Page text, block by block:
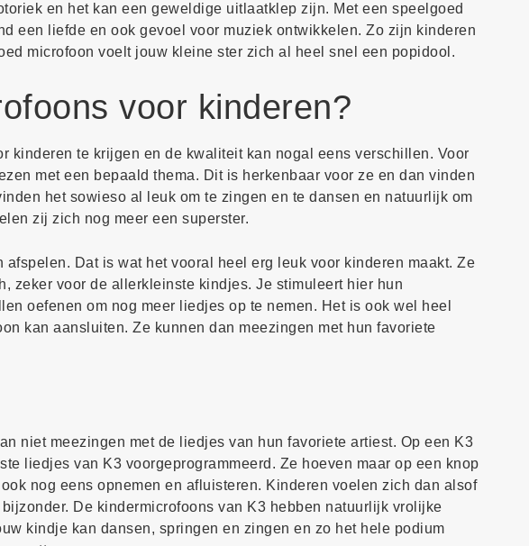
en het kan een geweldige uitlaatklep zijn. Met een speelgoed
een liefde en ook gevoel voor muziek ontwikkelen. Zo zijn kinderen
microfoon voelt jouw kleine ster zich al heel snel een popidool.
voor kinderen?
kinderen te krijgen en de kwaliteit kan nogal eens verschillen. Voor
met een bepaald thema. Dit is herkenbaar voor ze en dan vinden
het sowieso al leuk om te zingen en te dansen en natuurlijk om
zij zich nog meer een superster.
Dat is wat het vooral heel erg leuk voor kinderen maakt. Ze
zeker voor de allerkleinste kindjes. Je stimuleert hier hun
oefenen om nog meer liedjes op te nemen. Het is ook wel heel
kan aansluiten. Ze kunnen dan meezingen met hun favoriete
niet meezingen met de liedjes van hun favoriete artiest. Op een K3
liedjes van K3 voorgeprogrammeerd. Ze hoeven maar op een knop
nog eens opnemen en afluisteren. Kinderen voelen zich dan alsof
De kindermicrofoons van K3 hebben natuurlijk vrolijke
kindje kan dansen, springen en zingen en zo het hele podium